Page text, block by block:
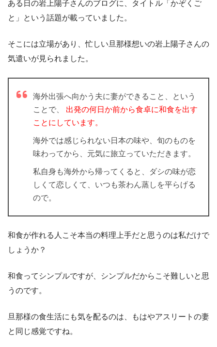
ある日の岩上陽子さんのブログに、タイトル「かぞくご
と」という話題が載っていました。
そこには立場があり、忙しい旦那様想いの岩上陽子さんの
気遣いが見られました。
海外出張へ向かう夫に妻ができること、という
ことで、
出発の何日か前から食卓に和食を出す
ことにしています。
海外では感じられない日本の味や、旬のものを
味わってから、元気に旅立っていただきます。
私自身も海外から帰ってくると、ダシの味が恋
しくて恋しくて、いつも茶わん蒸しを平らげる
ので。
和食が作れる人こそ本当の料理上手だと思うのは私だけで
しょうか？
和食ってシンプルですが、シンプルだからこそ難しいと思
うのです。
旦那様の食生活にも気を配るのは、もはやアスリートの妻
と同じ感覚ですね。